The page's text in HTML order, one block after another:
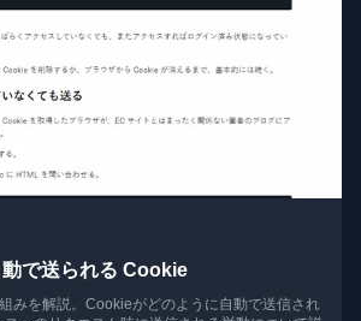
で送られる Cookie
みを解説。Cookieがどのように自動で送信され